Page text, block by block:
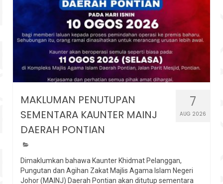
7
AUG 2026
MAKLUMAN PENUTUPAN
SEMENTARA KAUNTER MAINJ
DAERAH PONTIAN
Dimaklumkan bahawa Kaunter Khidmat Pelanggan,
Pungutan dan Agihan Zakat Majlis Agama Islam Negeri
Johor (MAINJ) Daerah Pontian akan ditutup sementara